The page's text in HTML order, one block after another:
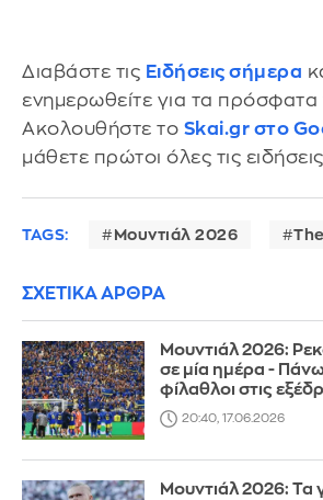
Διαβάστε τις Ειδήσεις σήμερα
ενημερωθείτε για τα πρόσφατα
Ακολουθήστε το Skai.gr στο
μάθετε πρώτοι όλες τις
TAGS: Μουντιάλ 2026
ΣΧΕΤΙΚΑ ΑΡΘΡΑ
Μουντιάλ 2026:
σε μία ημέρα -
φίλαθλοι στις
20:40, 17.06.2026
Μουντιάλ 2026: Τα